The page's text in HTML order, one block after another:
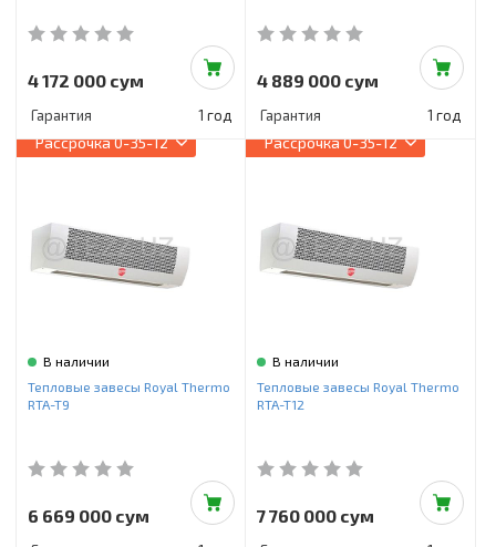
4 172 000 сум
Гарантия 1 год
4 889 000 сум
Гарантия 1 год
Рассрочка0-35-12
В наличии
Тепловые завесы Royal Thermo
RTA-T9
6 669 000 сум
Рассрочка0-35-12
В наличии
Тепловые завесы Royal Thermo
RTA-T12
7 760 000 сум